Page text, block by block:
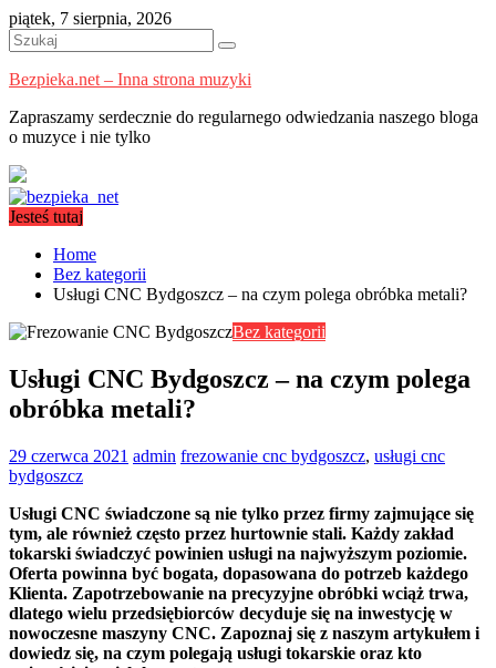
Skip
to
content
piątek, 7 sierpnia, 2026
Bezpieka.net – Inna strona muzyki
Zapraszamy serdecznie do regularnego odwiedzania naszego bloga
o muzyce i nie tylko
Jesteś tutaj
Home
Bez kategorii
Usługi CNC Bydgoszcz – na czym polega obróbka metali?
Bez kategorii
Usługi CNC Bydgoszcz – na czym polega
obróbka metali?
29 czerwca 2021 admin frezowanie cnc bydgoszcz, usługi cnc
bydgoszcz
Usługi CNC świadczone są nie tylko przez firmy zajmujące się
tym, ale również często przez hurtownie stali. Każdy zakład
tokarski świadczyć powinien usługi na najwyższym poziomie.
Oferta powinna być bogata, dopasowana do potrzeb każdego
Klienta. Zapotrzebowanie na precyzyjne obróbki wciąż trwa,
dlatego wielu przedsiębiorców decyduje się na inwestycję w
nowoczesne maszyny CNC. Zapoznaj się z naszym artykułem i
dowiedz się, na czym polegają usługi tokarskie oraz kto